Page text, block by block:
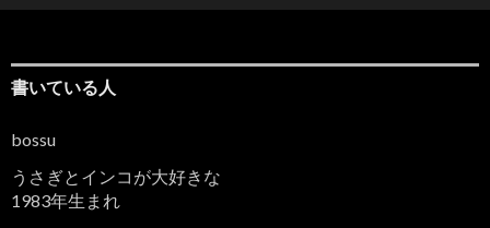
書いている人
bossu
うさぎとインコが大好きな
1983年生まれ